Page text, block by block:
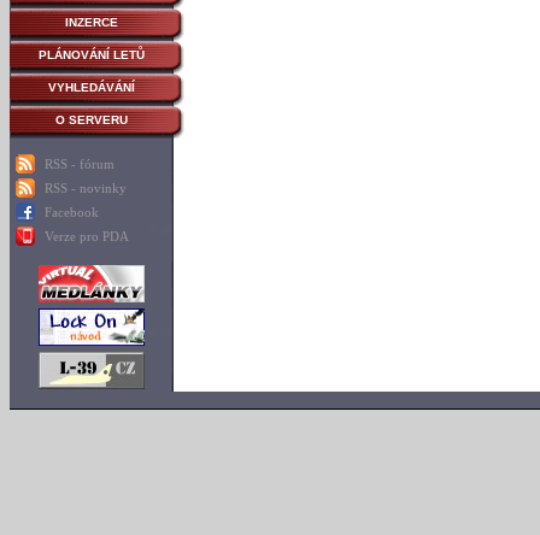
INZERCE
PLÁNOVÁNÍ LETŮ
VYHLEDÁVÁNÍ
O SERVERU
RSS - fórum
RSS - novinky
Facebook
Verze pro PDA